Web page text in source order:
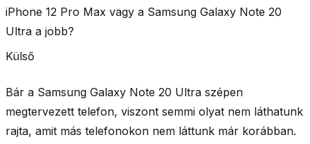
iPhone 12 Pro Max vagy a Samsung Galaxy Note 20
Ultra a jobb?
Külső
Bár a Samsung Galaxy Note 20 Ultra szépen
megtervezett telefon, viszont semmi olyat nem láthatunk
rajta, amit más telefonokon nem láttunk már korábban.